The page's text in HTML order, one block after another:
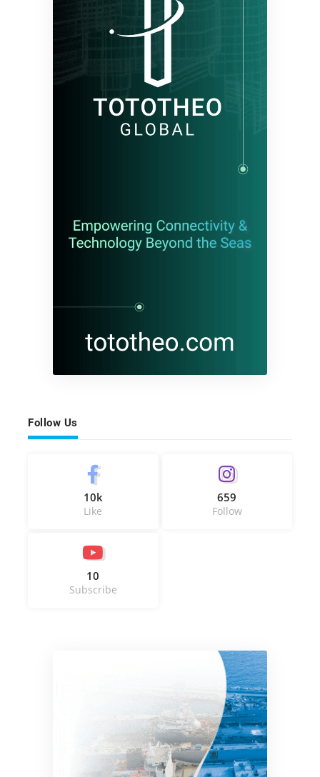
Follow Us
10k
Like
659
Follow
10
Subscribe